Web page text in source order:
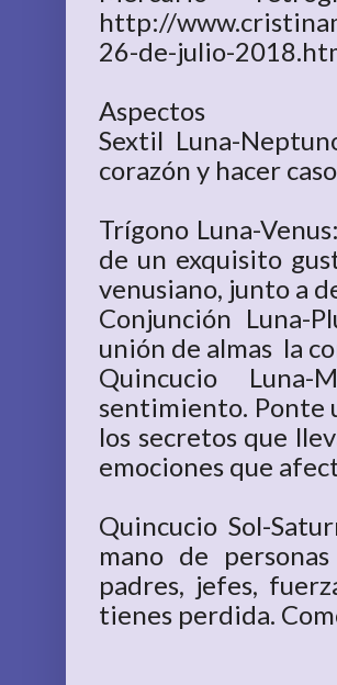
http://
26-de-julio-
Aspectos
Sextil Luna-
corazón y hacer
Trígono Luna-
de un exquisito
venusiano, junto a
Conjunción Luna-
unión de almas la
Quincucio
sentimiento. Ponte
los secretos que
emociones que
Quincucio Sol-
mano de
padres, jefes,
tienes perdida.